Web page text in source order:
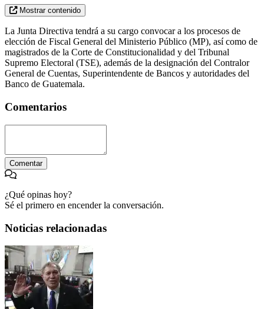
Mostrar contenido
La Junta Directiva tendrá a su cargo convocar a los procesos de
elección de Fiscal General del Ministerio Público (MP), así como de
magistrados de la Corte de Constitucionalidad y del Tribunal
Supremo Electoral (TSE), además de la designación del Contralor
General de Cuentas, Superintendente de Bancos y autoridades del
Banco de Guatemala.
Comentarios
Comentar
¿Qué opinas hoy?
Sé el primero en encender la conversación.
Noticias relacionadas